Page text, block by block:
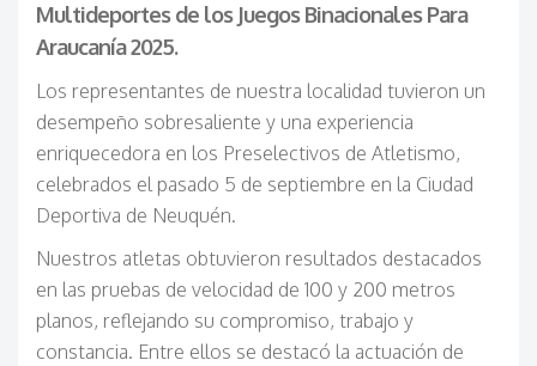
Multideportes de los Juegos Binacionales Para
Araucanía 2025.
Los representantes de nuestra localidad tuvieron un
desempeño sobresaliente y una experiencia
enriquecedora en los Preselectivos de Atletismo,
celebrados el pasado 5 de septiembre en la Ciudad
Deportiva de Neuquén.
Nuestros atletas obtuvieron resultados destacados
en las pruebas de velocidad de 100 y 200 metros
planos, reflejando su compromiso, trabajo y
constancia. Entre ellos se destacó la actuación de